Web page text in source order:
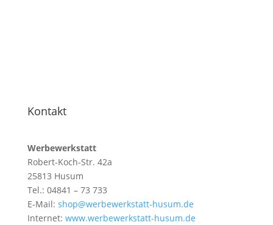
Kontakt
Werbewerkstatt
Robert-Koch-Str. 42a
25813 Husum
Tel.: 04841 – 73 733
E-Mail: shop@werbewerkstatt-husum.de
Internet: www.werbewerkstatt-husum.de